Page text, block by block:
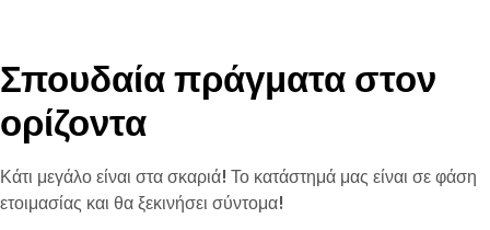
Σπουδαία πράγματα στον
ορίζοντα
Κάτι μεγάλο είναι στα σκαριά! Το κατάστημά μας είναι σε φάση
ετοιμασίας και θα ξεκινήσει σύντομα!